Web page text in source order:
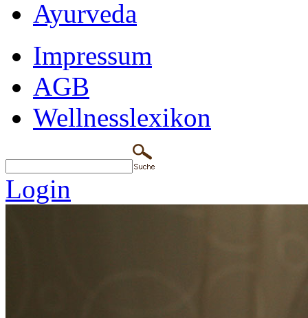
Ayurveda
Impressum
AGB
Wellnesslexikon
Login